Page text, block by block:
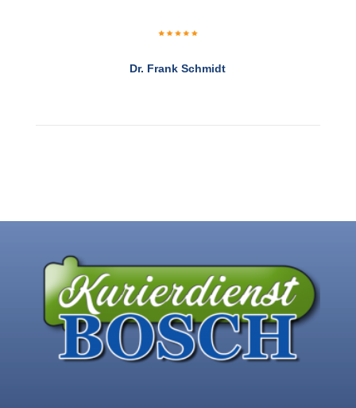
Dr. Frank Schmidt